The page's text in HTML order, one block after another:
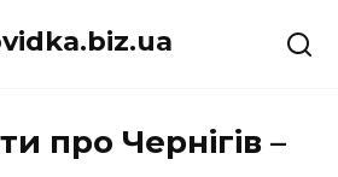
про Чернігів –